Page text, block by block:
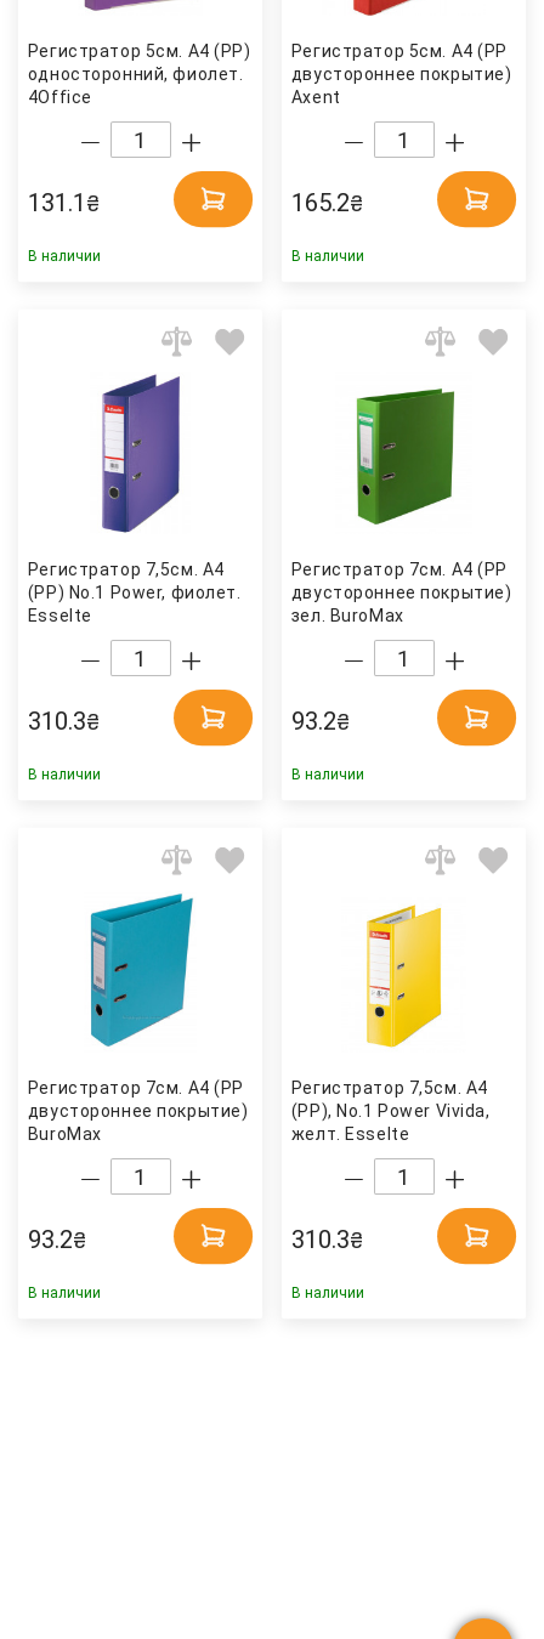
Регистратор 5см. А4 (PP)
односторонний, фиолет.
4Office
131.1 ₴
В наличии
Регистратор 5см. А4 (PP
двустороннее покрытие)
Axent
165.2₴
В наличии
Регистратор 7,5см. А4
(PP) No.1 Power, фиолет.
Esselte
310.3₴
В наличии
Регистратор 7см. А4 (PP
двустороннее покрытие)
зел. BuroMax
93.2₴
В наличии
Регистратор 7см. А4 (PP
двустороннее покрытие) ELITE, голуб.
BuroMax
93.2₴
В наличии
Регистратор 7,5см. А4
(PP), No.1 Power Vivida,
желт. Esselte
310.3₴
В наличии